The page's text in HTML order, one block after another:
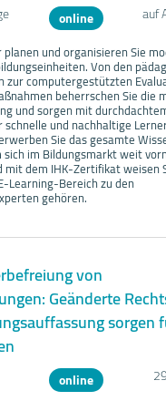
online auf
und organisieren Sie
Von den
zur computergestützten
beherrschen Sie die
und sorgen mit
und nachhaltige
Sie das gesamte
im Bildungsmarkt weit
mit dem IHK-Zertifikat weisen
Learning-Bereich zu den
gehören.
von
Geänderte
sorgen
online